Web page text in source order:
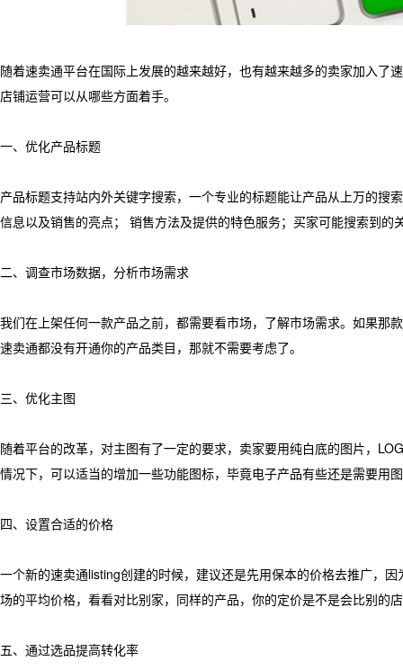
随着速卖通平台在国际上发展的越来越好，也有越来越多的卖家加入
店铺运营可以从哪些方面着手。
一、优化产品标题
产品标题支持站内外关键字搜索，一个专业的标题能让产品从上万的
信息以及销售的亮点； 销售方法及提供的特色服务；买家可能搜索到
二、调查市场数据，分析市场需求
我们在上架任何一款产品之前，都需要看市场，了解市场需求。如果那
速卖通都没有开通你的产品类目，那就不需要考虑了。
三、优化主图
随着平台的改革，对主图有了一定的要求，卖家要用纯白底的图片，
情况下，可以适当的增加一些功能图标，毕竟电子产品有些还是需要用
四、设置合适的价格
一个新的速卖通listing创建的时候，建议还是先用保本的价格去推广，
场的平均价格，看看对比别家，同样的产品，你的定价是不是会比别的
五、通过选品提高转化率